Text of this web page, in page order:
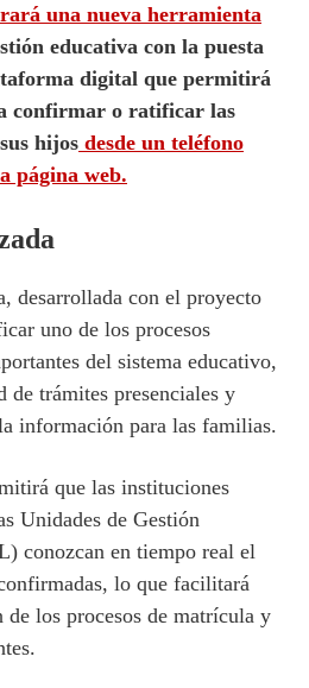
una nueva herramienta
educativa con la puesta
digital que permitirá
confirmar o ratificar las
hijos desde un teléfono
página web.
desarrollada con el proyecto
uno de los procesos
del sistema educativo,
de trámites presenciales y
información para las familias.
que las instituciones
Unidades de Gestión
conozcan en tiempo real el
lo que facilitará
los procesos de matrícula y